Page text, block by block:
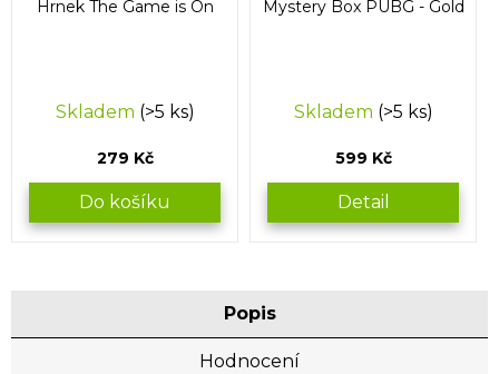
Hrnek The Game is On
Skladem (>5 ks)
279 Kč
Do košíku
Mystery Box PUBG - Gold
Skladem (>5 ks)
599 Kč
Detail
Popis
Hodnocení